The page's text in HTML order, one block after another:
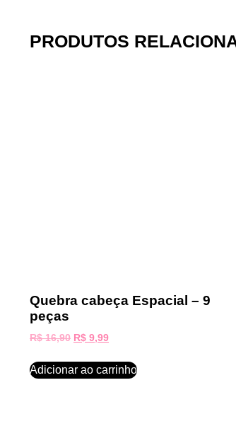
PRODUTOS
Quebra cabeça Espacial – 9
peças
R$16,90 R$ 9,99
Adicionar ao carrinho